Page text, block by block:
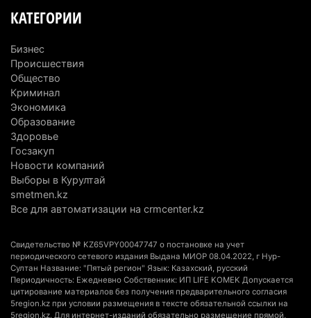
горах Алматинской области после камнепада
Хозяина собак, едва не загрызших ребенка в
Алматинской области, судят спустя год после
трагедии
5 августа 2026 г. 09:17
В Алматинской области запустят производство
катеров для Formula-1 H2O и откроют академию
пилотов
5 августа 2026 г. 08:29
директора по коммуникациям
4 августа 2026 г. 20:22
Партия «Әділет» предложила превратить
КАТЕГОРИИ
Бизнес
Происшествия
Общество
Криминал
Экономика
Образование
Здоровье
Госзакуп
Новости компаний
Выборы в Курултай
smetmen.kz
Все для автоматизации на crmcenter.kz
Свидетельство № KZ65VPY00047747 о постановке на учет
периодического сетевого издания Выдана МИОР 08.04.2022, г Нур-
Султан Название: "Пятый регион" Язык: Казахский, русский
Периодичность: Ежедневно Собственник: ИП LIFE KOMEK Допускается
цитирование материалов без получения предварительного согласия
5region.kz при условии размещения в тексте обязательной ссылки на
5region.kz. Для интернет-изданий обязательно размещение прямой,